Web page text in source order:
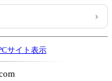
サイト表示